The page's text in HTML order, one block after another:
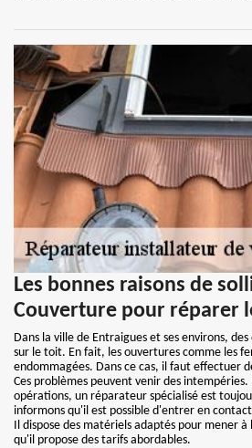
Les bonnes raisons de
Couverture pour réparer
Dans la ville de Entraigues et ses environs,
sur le toit. En fait, les ouvertures comme les
endommagées. Dans ce cas, il faut effectuer
Ces problèmes peuvent venir des
opérations, un réparateur spécialisé est
informons qu'il est possible d'entrer en
Il dispose des matériels adaptés pour mener à
qu'il propose des tarifs abordables.